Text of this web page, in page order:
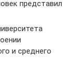
представил
и среднего